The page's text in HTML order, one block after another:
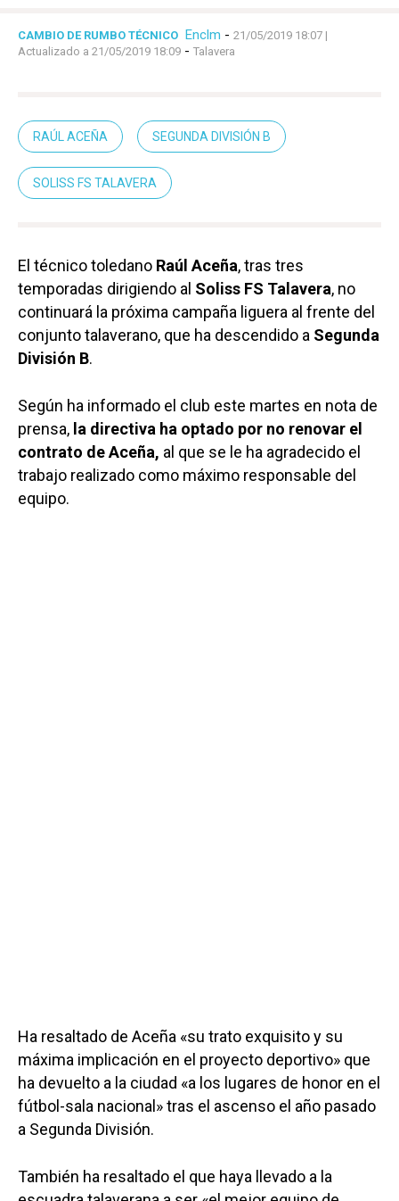
CAMBIO DE RUMBO TÉCNICO Enclm - 21/05/2019 18:07 |
Actualizado a 21/05/2019 18:09 - Talavera
RAÚL ACEÑA SEGUNDA DIVISIÓN B
SOLISS FS TALAVERA
El técnico toledano Raúl Aceña, tras tres
temporadas dirigiendo al Soliss FS Talavera, no
continuará la próxima campaña liguera al frente del
conjunto talaverano, que ha descendido a Segunda
División B.
Según ha informado el club este martes en nota de
prensa, la directiva ha optado por no renovar el
contrato de Aceña, al que se le ha agradecido el
trabajo realizado como máximo responsable del
equipo.
Ha resaltado de Aceña «su trato exquisito y su
máxima implicación en el proyecto deportivo» que
ha devuelto a la ciudad «a los lugares de honor en el
fútbol-sala nacional» tras el ascenso el año pasado
a Segunda División.
También ha resaltado el que haya llevado a la